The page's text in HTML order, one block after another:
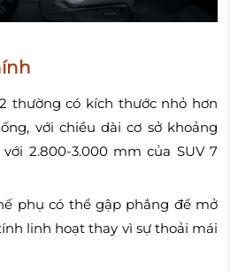
thường có kích thước nhỏ hơn
với chiều dài cơ sở khoảng
2.800-3.000 mm của SUV 7
phụ có thể gập phẳng để mở
linh hoạt thay vì sự thoải mái